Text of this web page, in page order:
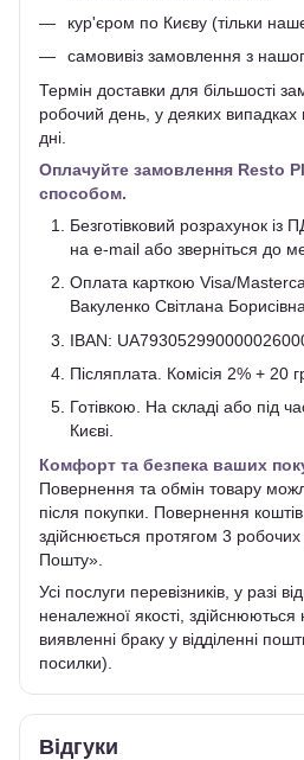
кур'єром по Києву (тільки
самовивіз замовлення з
Термін доставки для більшості
робочий день, у деяких випадках
дні.
Оплачуйте замовлення Resto
способом.
Безготівковий розрахунок
на e-mail або зверніться до
Оплата карткою Visa/
Вакуленко Світлана Борисівна.
IBAN:
Післяплата. Комісія 2% + 20
Готівкою. На складі або під
Києві.
Комфорт та безпека ваших
Повернення та обмін товару
після покупки. Повернення
здійснюється протягом 3
Пошту».
Усі послуги перевізників, у разі
неналежної якості,
виявленні браку у відділенні
посилки).
Відгуки